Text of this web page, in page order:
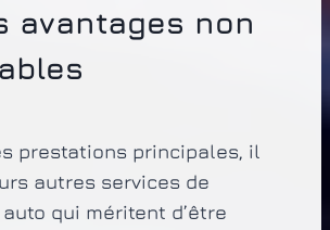
avantages non
prestations principales, il
autres services de
qui méritent d’être